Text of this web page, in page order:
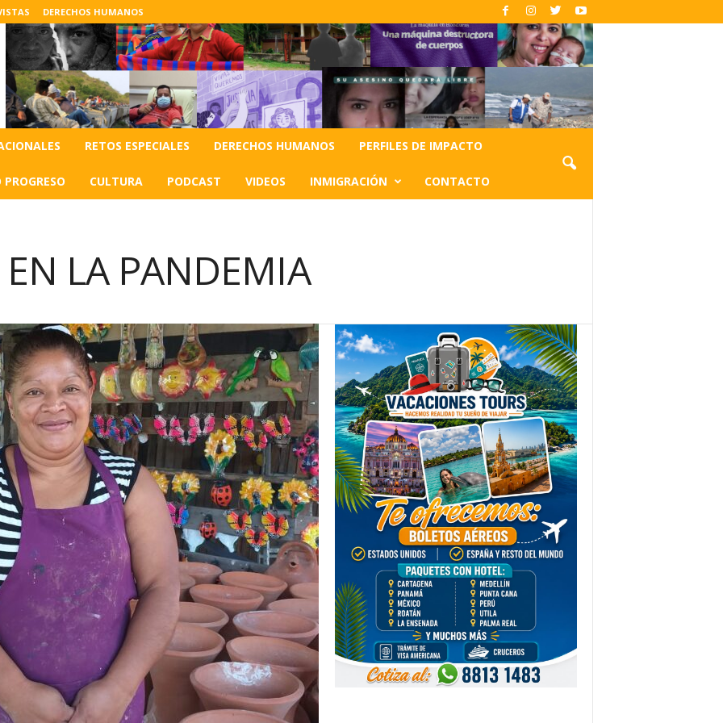
DERECHOS HUMANOS
RETOS ESPECIALES DERECHOS HUMANOS PERFILES DE IMPACTO
PROGRESO CULTURA PODCAST VIDEOS INMIGRACIÓN CONTACTO
EN LA PANDEMIA